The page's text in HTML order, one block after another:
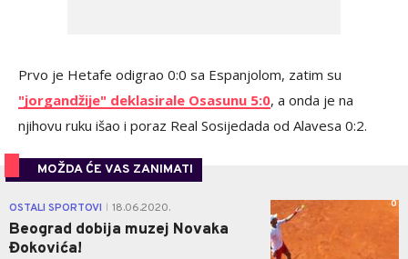
Prvo je Hetafe odigrao 0:0 sa Espanjolom, zatim su
"jorgandžije" deklasirale Osasunu 5:0, a onda je na
njihovu ruku išao i poraz Real Sosijedada od Alavesa 0:2.
MOŽDA ĆE VAS ZANIMATI
OSTALI SPORTOVI 18.06.2020.
Beograd dobija muzej Novaka
Đokovića!
0